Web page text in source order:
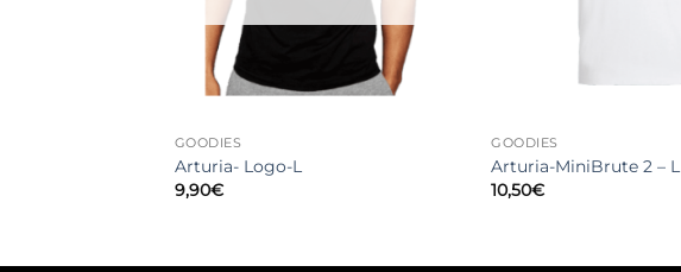
GOODIES
Arturia- Logo-L
9,90€
GOODIES
Arturia-MiniBrute 2 – L
10,50€